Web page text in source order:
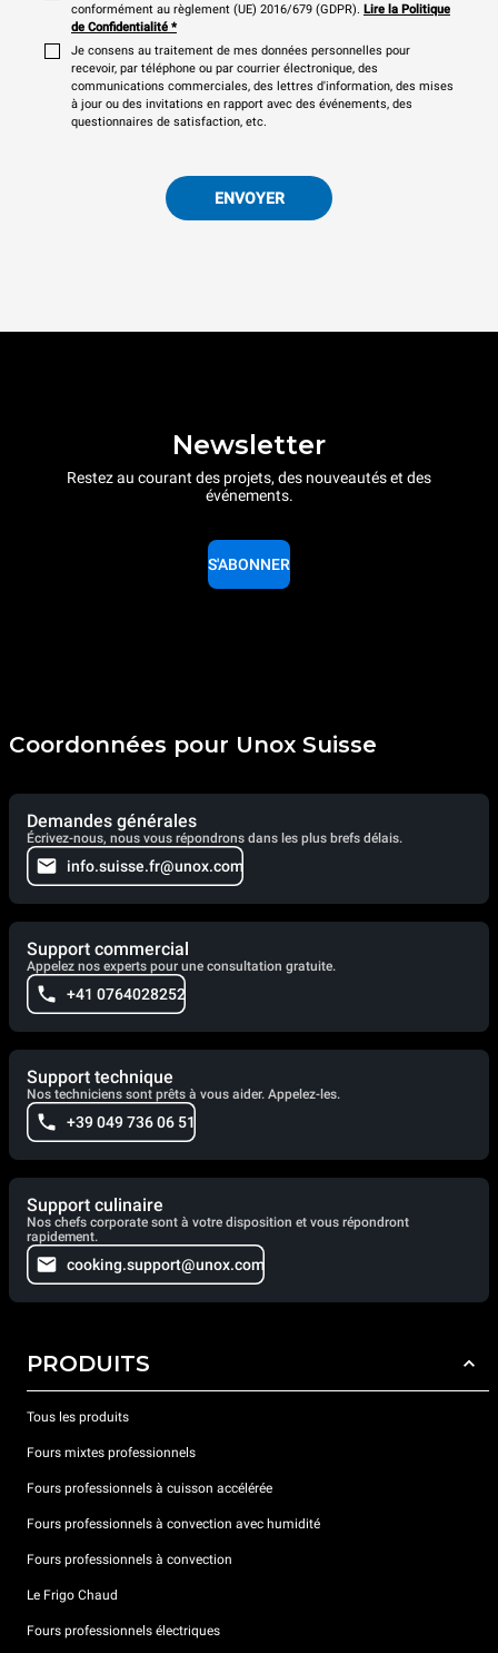
conformément au règlement (UE) 2016/679 (GDPR). Lire la Politique
de Confidentialité *
Je consens au traitement de mes données personnelles pour
recevoir, par téléphone ou par courrier électronique, des
communications commerciales, des lettres d'information, des mises
à jour ou des invitations en rapport avec des événements, des
questionnaires de satisfaction, etc.
ENVOYER
Newsletter
Restez au courant des projets, des nouveautés et des
événements.
S'ABONNER
Coordonnées pour Unox Suisse
Demandes générales
Écrivez-nous, nous vous répondrons dans les plus brefs délais.
info.suisse.fr@unox.com
Support commercial
Appelez nos experts pour une consultation gratuite.
+41 0764028252
Support technique
Nos techniciens sont prêts à vous aider. Appelez-les.
+39 049 736 06 51
Support culinaire
Nos chefs corporate sont à votre disposition et vous répondront
rapidement.
cooking.support@unox.com
PRODUITS
Tous les produits
Fours mixtes professionnels
Fours professionnels à cuisson accélérée
Fours professionnels à convection avec humidité
Fours professionnels à convection
Le Frigo Chaud
Fours professionnels électriques